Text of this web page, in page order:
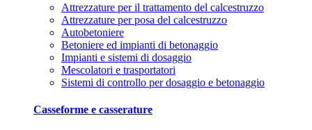
Attrezzature per il trattamento del calcestruzzo
Attrezzature per posa del calcestruzzo
Autobetoniere
Betoniere ed impianti di betonaggio
Impianti e sistemi di dosaggio
Mescolatori e trasportatori
Sistemi di controllo per dosaggio e betonaggio
Casseforme e casserature